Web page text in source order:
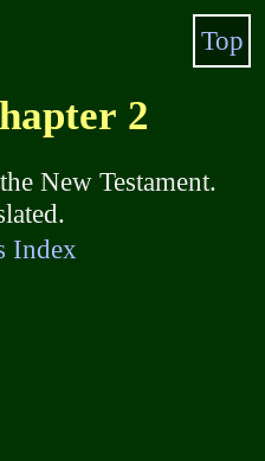
2
New Testament.
Index
Top